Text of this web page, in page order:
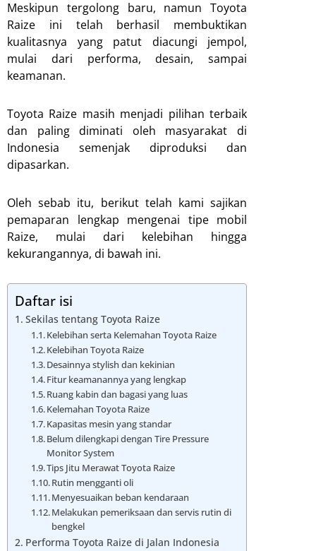
Meskipun tergolong baru, namun Toyota
Raize ini telah berhasil membuktikan
kualitasnya yang patut diacungi jempol,
mulai dari performa, desain, sampai
keamanan.
Toyota Raize masih menjadi pilihan terbaik
dan paling diminati oleh masyarakat di
Indonesia semenjak diproduksi dan
dipasarkan.
Oleh sebab itu, berikut telah kami sajikan
pemaparan lengkap mengenai tipe mobil
Raize, mulai dari kelebihan hingga
kekurangannya, di bawah ini.
Daftar isi
Sekilas tentang Toyota Raize
Kelebihan serta Kelemahan Toyota Raize
Kelebihan Toyota Raize
Desainnya stylish dan kekinian
Fitur keamanannya yang lengkap
Ruang kabin dan bagasi yang luas
Kelemahan Toyota Raize
Kapasitas mesin yang standar
Belum dilengkapi dengan Tire Pressure
Monitor System
Tips Jitu Merawat Toyota Raize
Rutin mengganti oli
Menyesuaikan beban kendaraan
Melakukan pemeriksaan dan servis rutin di
bengkel
Performa Toyota Raize di Jalan Indonesia